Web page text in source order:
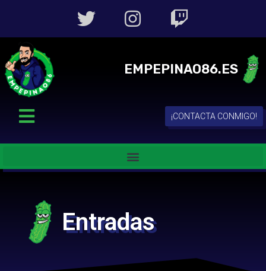
EMPEPINAO86.ES
¡CONTACTA CONMIGO!
Entradas